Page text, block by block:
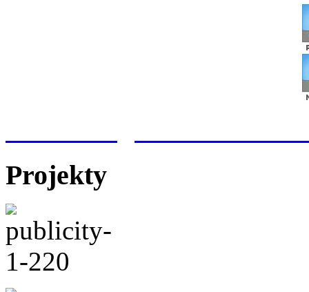
Projekty